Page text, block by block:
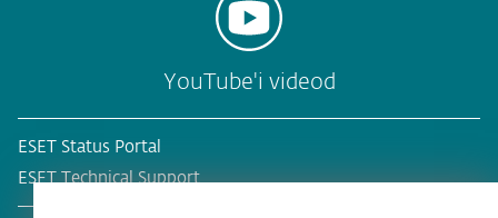
YouTube'i videod
ESET Status Portal
ESET Technical Support